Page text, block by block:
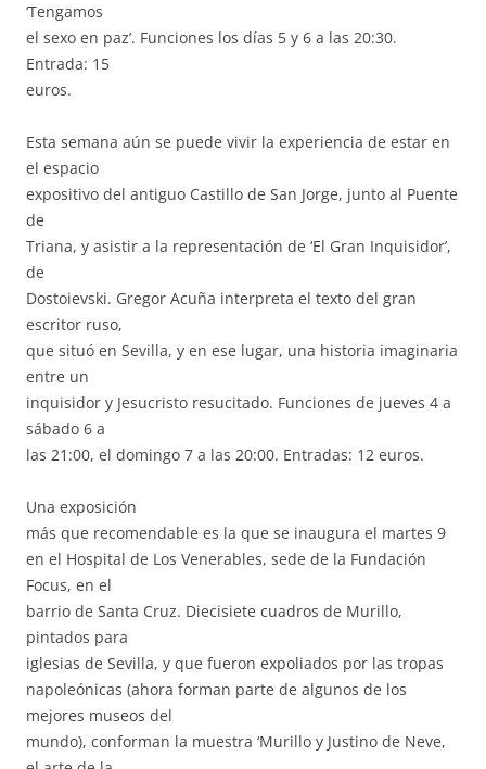
‘Tengamos
el sexo en paz’. Funciones los días 5 y 6 a las 20:30.
Entrada: 15
euros.
Esta semana aún se puede vivir la experiencia de estar en
el espacio
expositivo del antiguo Castillo de San Jorge, junto al Puente
de
Triana, y asistir a la representación de ‘El Gran Inquisidor’,
de
Dostoievski. Gregor Acuña interpreta el texto del gran
escritor ruso,
que situó en Sevilla, y en ese lugar, una historia imaginaria
entre un
inquisidor y Jesucristo resucitado. Funciones de jueves 4 a
sábado 6 a
las 21:00, el domingo 7 a las 20:00. Entradas: 12 euros.
Una exposición
más que recomendable es la que se inaugura el martes 9
en el Hospital de Los Venerables, sede de la Fundación
Focus, en el
barrio de Santa Cruz. Diecisiete cuadros de Murillo,
pintados para
iglesias de Sevilla, y que fueron expoliados por las tropas
napoleónicas (ahora forman parte de algunos de los
mejores museos del
mundo), conforman la muestra ‘Murillo y Justino de Neve,